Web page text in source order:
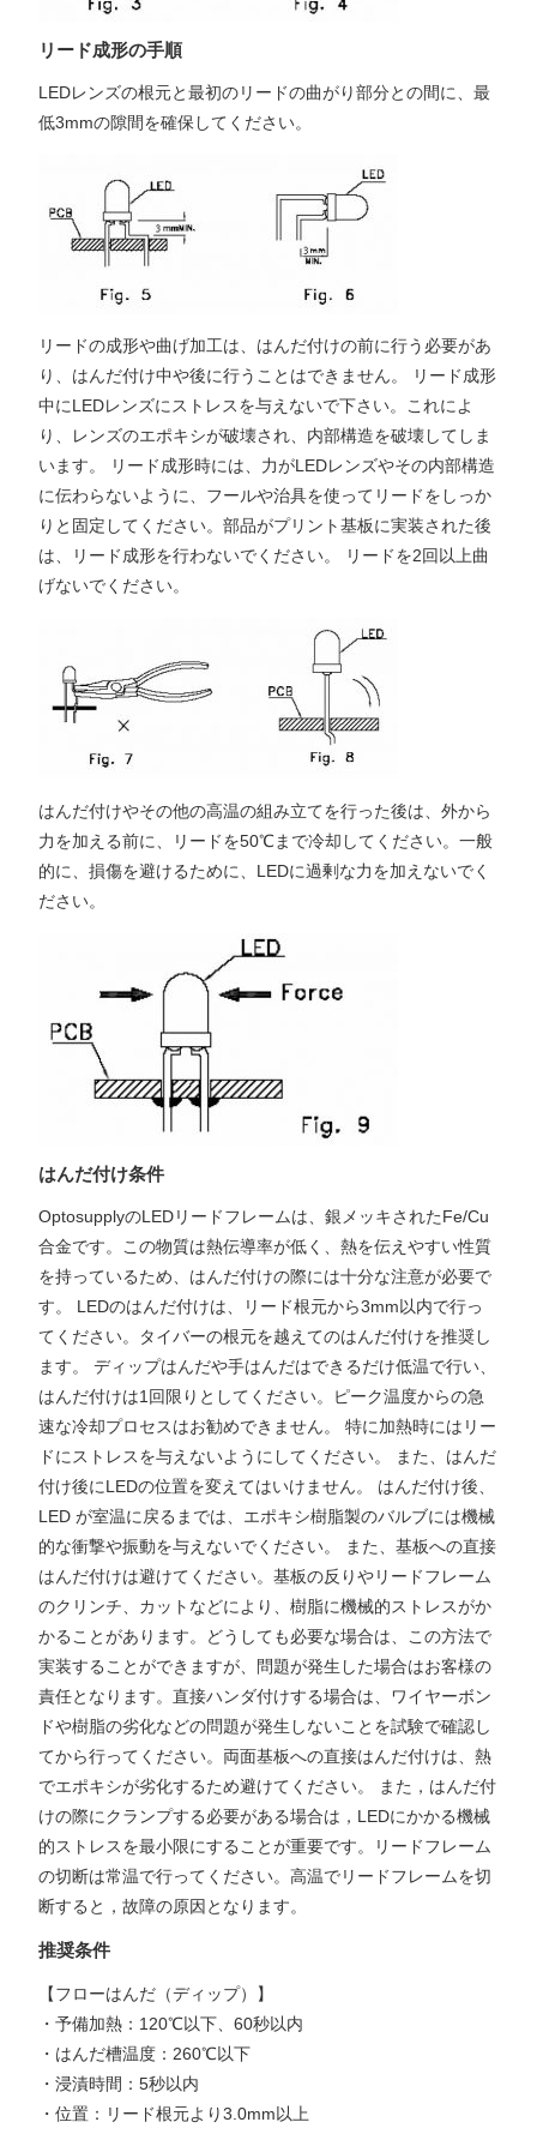
リード成形の手順
LEDレンズの根元と最初のリードの曲がり部分との間に、最
低3mmの隙間を確保してください。
リードの成形や曲げ加工は、はんだ付けの前に行う必要があ
り、はんだ付け中や後に行うことはできません。 リード成形
中にLEDレンズにストレスを与えないで下さい。これによ
り、レンズのエポキシが破壊され、内部構造を破壊してしま
います。 リード成形時には、力がLEDレンズやその内部構造
に伝わらないように、フールや治具を使ってリードをしっか
りと固定してください。部品がプリント基板に実装された後
は、リード成形を行わないでください。 リードを2回以上曲
げないでください。
はんだ付けやその他の高温の組み立てを行った後は、外から
力を加える前に、リードを50℃まで冷却してください。一般
的に、損傷を避けるために、LEDに過剰な力を加えないでく
ださい。
はんだ付け条件
OptosupplyのLEDリードフレームは、銀メッキされたFe/Cu
合金です。この物質は熱伝導率が低く、熱を伝えやすい性質
を持っているため、はんだ付けの際には十分な注意が必要で
す。 LEDのはんだ付けは、リード根元から3mm以内で行っ
てください。タイバーの根元を越えてのはんだ付けを推奨し
ます。 ディップはんだや手はんだはできるだけ低温で行い、
はんだ付けは1回限りとしてください。ピーク温度からの急
速な冷却プロセスはお勧めできません。 特に加熱時にはリー
ドにストレスを与えないようにしてください。 また、はんだ
付け後にLEDの位置を変えてはいけません。 はんだ付け後、
LED が室温に戻るまでは、エポキシ樹脂製のバルブには機械
的な衝撃や振動を与えないでください。 また、基板への直接
はんだ付けは避けてください。基板の反りやリードフレーム
のクリンチ、カットなどにより、樹脂に機械的ストレスがか
かることがあります。どうしても必要な場合は、この方法で
実装することができますが、問題が発生した場合はお客様の
責任となります。直接ハンダ付けする場合は、ワイヤーボン
ドや樹脂の劣化などの問題が発生しないことを試験で確認し
てから行ってください。両面基板への直接はんだ付けは、熱
でエポキシが劣化するため避けてください。 また，はんだ付
けの際にクランプする必要がある場合は，LEDにかかる機械
的ストレスを最小限にすることが重要です。リードフレーム
の切断は常温で行ってください。高温でリードフレームを切
断すると，故障の原因となります。
推奨条件
【フローはんだ（ディップ）】
・予備加熱：120℃以下、60秒以内
・はんだ槽温度：260℃以下
・浸漬時間：5秒以内
・位置：リード根元より3.0mm以上